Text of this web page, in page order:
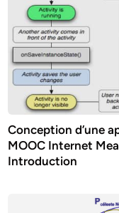
Conception d’une
MOOC Internet
Introduction